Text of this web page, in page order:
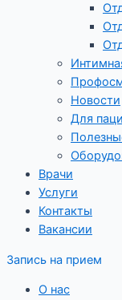
Новости
Для
Врачи
Услуги
Контакты
Вакансии
Запись на прием
О нас